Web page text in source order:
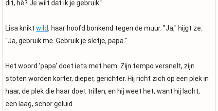
dit, hè? Je wilt dat ik je gebruik."
Lisa knikt wild, haar hoofd bonkend tegen de muur. "Ja," hijgt ze.
"Ja, gebruik me. Gebruik je sletje, papa."
Het woord 'papa' doet iets met hem. Zijn tempo versnelt, zijn
stoten worden korter, dieper, gerichter. Hij richt zich op een plek in
haar, de plek die haar doet trillen, en hij weet het, want hij lacht,
een laag, schor geluid.